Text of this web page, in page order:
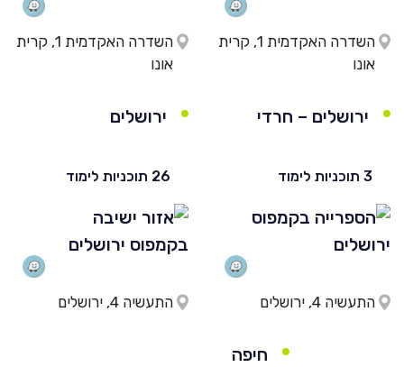
השדרה האקדמית 1, קרית
אונו
השדרה האקדמית 1, קרית
אונו
ירושלים – חרדי
3 תוכניות לימוד
התעשיה 4, ירושלים
ירושלים
26 תוכניות לימוד
התעשיה 4, ירושלים
חיפה